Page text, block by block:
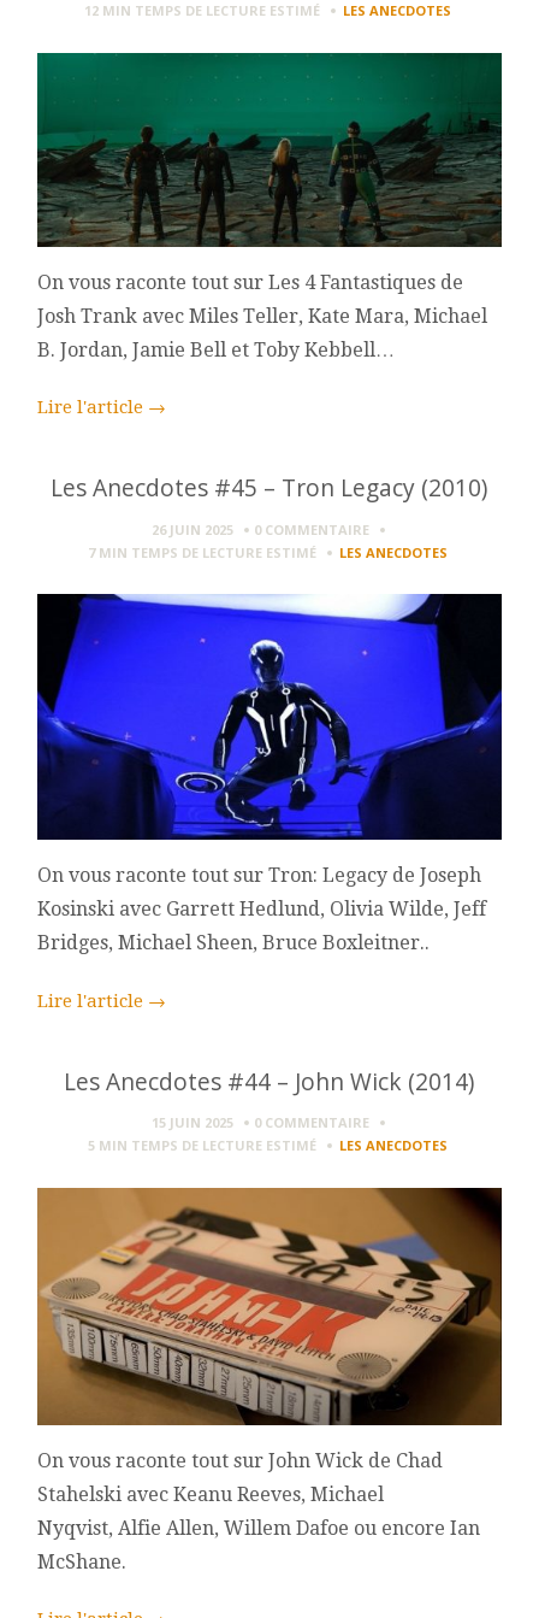
12 MIN TEMPS DE LECTURE ESTIMÉ LES ANECDOTES
On vous raconte tout sur Les 4 Fantastiques de
Josh Trank avec Miles Teller, Kate Mara, Michael
B. Jordan, Jamie Bell et Toby Kebbell…
Lire l'article →
Les Anecdotes #45 – Tron Legacy (2010)
26 JUIN 2025
0 COMMENTAIRE
7 MIN TEMPS DE LECTURE ESTIMÉ LES ANECDOTES
On vous raconte tout sur Tron: Legacy de Joseph
Kosinski avec Garrett Hedlund, Olivia Wilde, Jeff
Bridges, Michael Sheen, Bruce Boxleitner..
Lire l'article →
Les Anecdotes #44 – John Wick (2014)
15 JUIN 2025
0 COMMENTAIRE
5 MIN TEMPS DE LECTURE ESTIMÉ LES ANECDOTES
On vous raconte tout sur John Wick de Chad
Stahelski avec Keanu Reeves, Michael
Nyqvist, Alfie Allen, Willem Dafoe ou encore Ian
McShane.